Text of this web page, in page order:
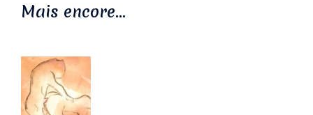
Mais encore…